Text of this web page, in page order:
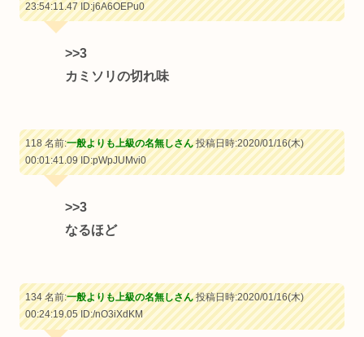
23:54:11.47ID:j6A6OEPu0
>>3
カミソリの切れ味
118 名前:一般よりも上級の名無しさん投稿日時:2020/01/16(木)
00:01:41.09ID:pWpJUMvi0
>>3
なるほど
134 名前:一般よりも上級の名無しさん投稿日時:2020/01/16(木)
00:24:19.05ID:/nO3iXdKM